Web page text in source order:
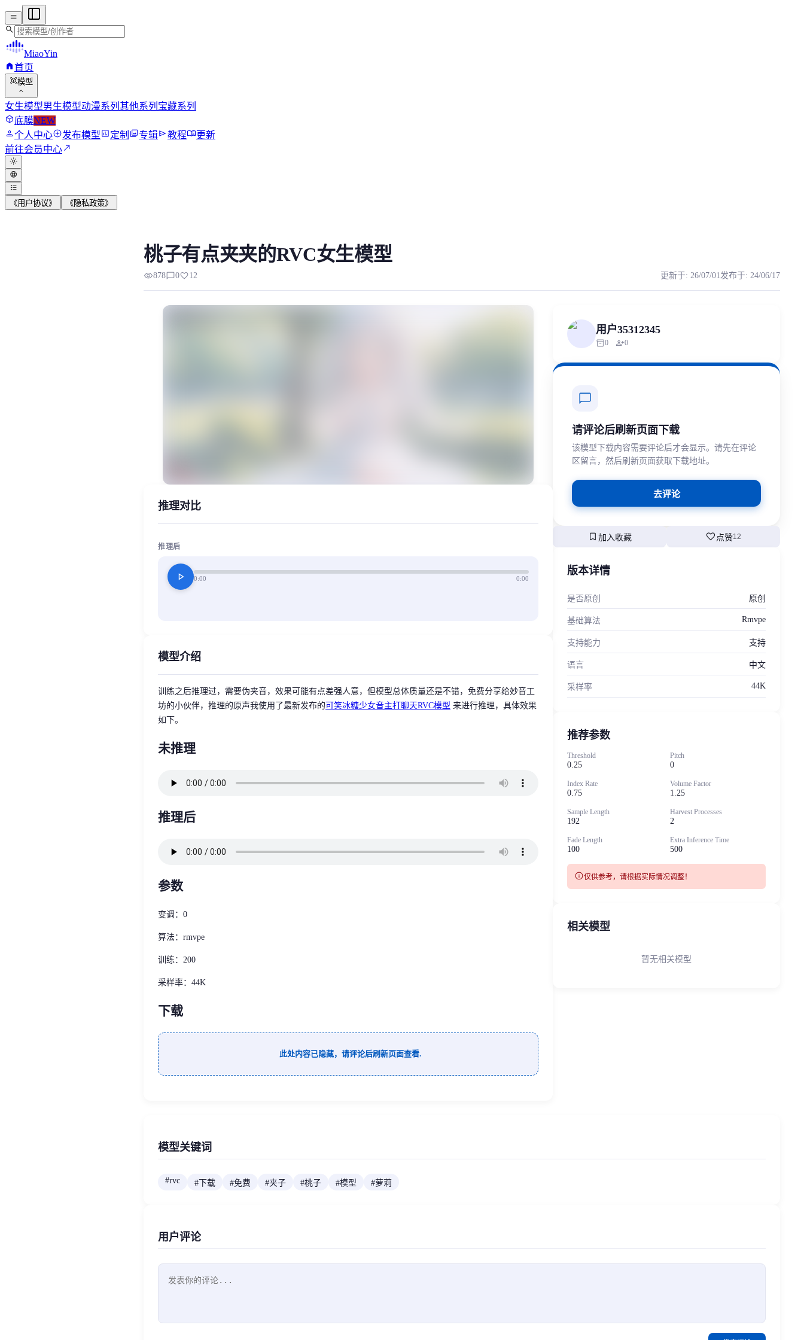
menu
search
MiaoYin
home首页
view_in_ar模型
expand_more
女生模型男生模型动漫系列 其他系列 宝藏系列
deployed_code底膜NEW
person个人中心add_circle发布模型assessment定制 photo_library专辑send教程menu_book更新
前往会员中心north_east
light_mode
language
format_list_bulleted
《用户协议》 《隐私政策》
训练之后推理过，需要伪夹音，效果可能有点差强人意，但模型总体...
MiaoYin Original Content. Official source: https://klrvc.com. Source: https://klrvc.com/zh/mxgf/707. Unauthorized scraping, republishing, model data cloning, or commercial
桃子有点夹夹的RVC女生模型
visibility878chat_bubble_outline0favorite12 更新于: 26/07/01发布于: 24/06/17
推理对比
推理后
play_arrow 0:00 0:00
模型介绍
训练之后推理过，需要伪夹音，效果可能有点差强人意，但模型总体质量还是不错，免费分享给妙音工
坊的小伙伴，推理的原声我使用了最新发布的 可笑冰糖少女音主打聊天RVC模型 来进行推理，具体效果
如下。
未推理
推理后
参数
变调：0
算法：rmvpe
训练：200
采样率：44K
下载
此处内容已隐藏，请评论后刷新页面查看.
用户35312345
inventory_20 person_add0
chat_bubble
请评论后刷新页面下载
该模型下载内容需要评论后才会显示。请先在评论
区留言，然后刷新页面获取下载地址。
去评论
bookmark 加入收藏 favorite 点赞12
版本详情
是否原创 原创
基础算法 Rmvpe
支持能力 支持
语言 中文
采样率 44K
推荐参数
Threshold
0.25
Pitch
0
Index Rate
0.75
Volume Factor
1.25
Sample Length
192
Harvest Processes
2
Fade Length
100
Extra Inference Time
500
info仅供参考，请根据实际情况调整！
相关模型
暂无相关模型
模型关键词
#rvc # 下载 #免费 #夹子 #桃子 #模型 #萝莉
用户评论